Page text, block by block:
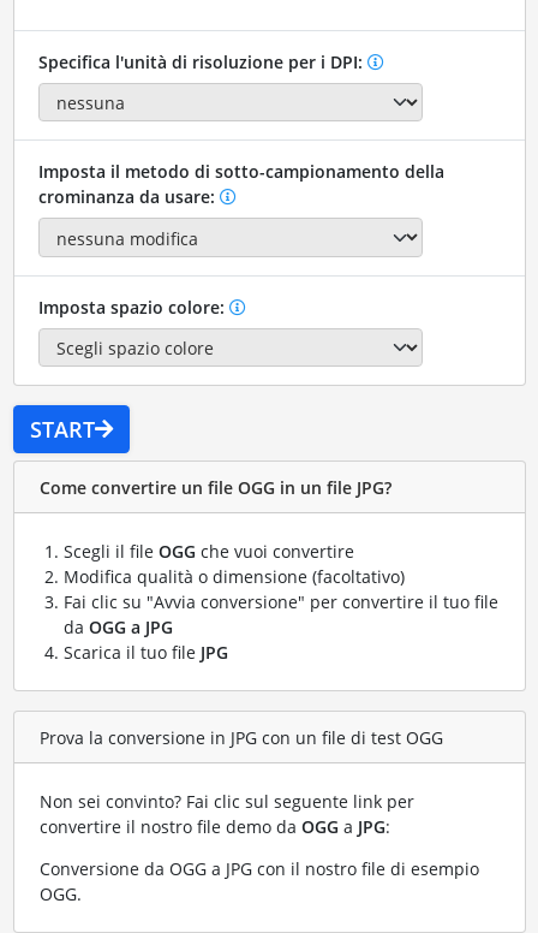
Specifica l'unità di risoluzione per i DPI:
Imposta il metodo di sotto-campionamento della
crominanza da usare:
Imposta spazio colore:
START
Come convertire un file OGG in un file JPG?
Scegli il file OGG che vuoi convertire
Modifica qualità o dimensione (facoltativo)
Fai clic su "Avvia conversione" per convertire il tuo file
da OGG a JPG
Scarica il tuo file JPG
Prova la conversione in JPG con un file di test OGG
Non sei convinto? Fai clic sul seguente link per
convertire il nostro file demo da OGG a JPG:
Conversione da OGG a JPG con il nostro file di esempio
OGG.